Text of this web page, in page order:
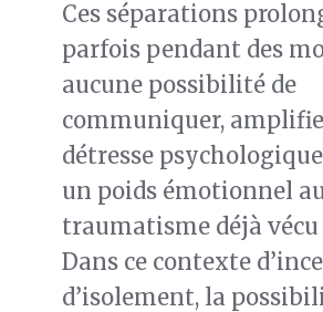
Ces séparations
parfois pendant des
aucune possibilité de
communiquer,
détresse
un poids émotionnel au
traumatisme déjà vécu
Dans ce contexte
d’isolement, la